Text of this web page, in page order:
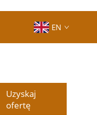
EN
Uzyskaj
ofertę